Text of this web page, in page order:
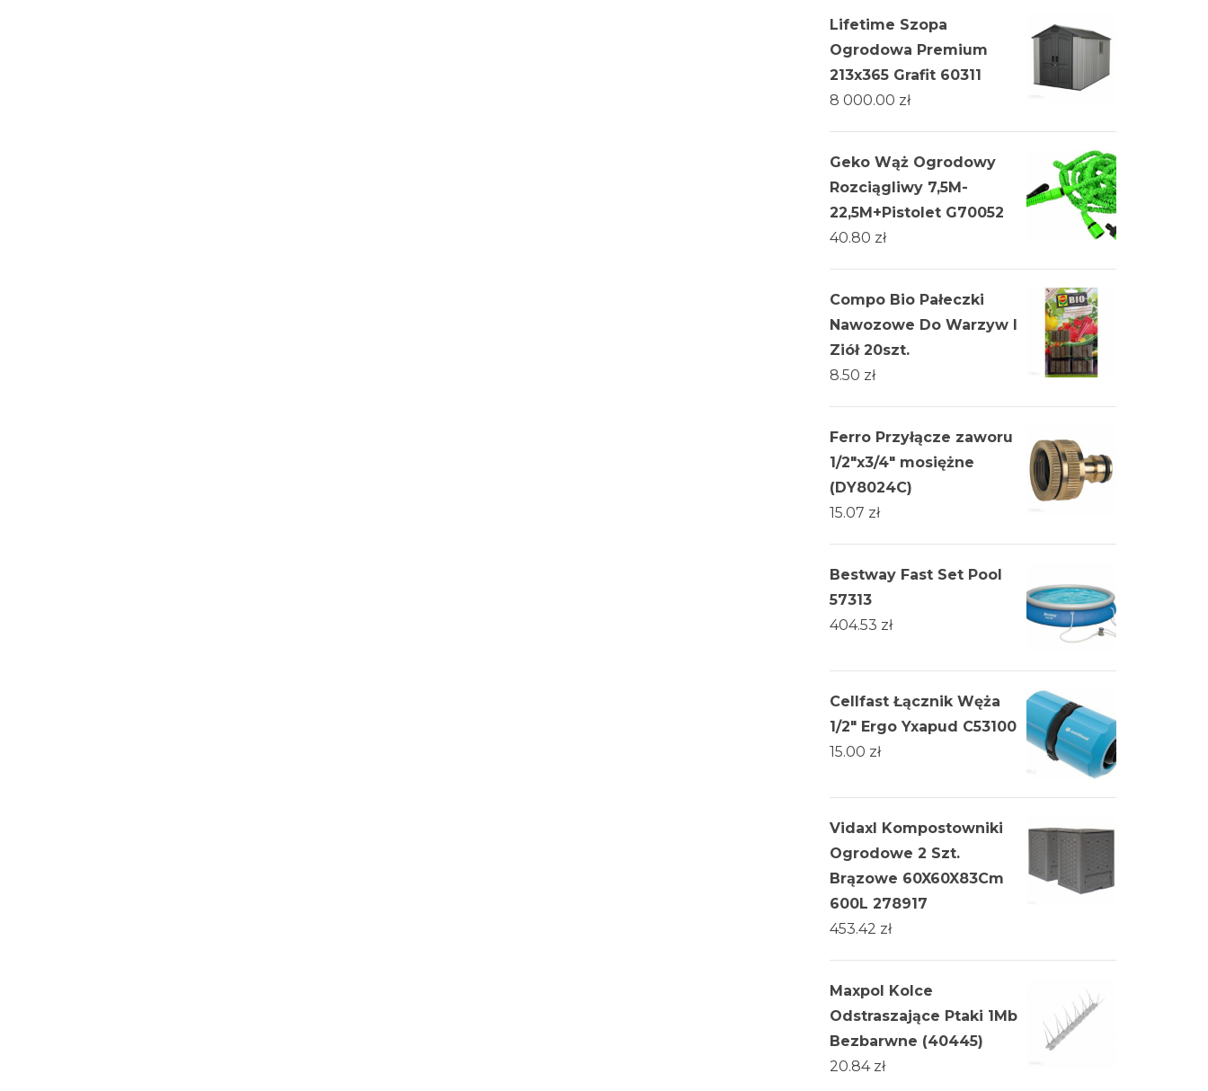
Lifetime Szopa
Ogrodowa Premium
213x365 Grafit 60311
8 000.00 zł
Geko Wąż Ogrodowy
Rozciągliwy 7,5M-
22,5M+Pistolet G70052
40.80 zł
Compo Bio Pałeczki
Nawozowe Do Warzyw I
Ziół 20szt.
8.50 zł
Ferro Przyłącze zaworu
1/2"x3/4" mosiężne
(DY8024C)
15.07 zł
Bestway Fast Set Pool
57313
404.53 zł
Cellfast Łącznik Węża
1/2" Ergo Yxapud C53100
15.00 zł
Vidaxl Kompostowniki
Ogrodowe 2 Szt.
Brązowe 60X60X83Cm
600L 278917
453.42 zł
Maxpol Kolce
Odstraszające Ptaki 1Mb
Bezbarwne (40445)
20.84 zł